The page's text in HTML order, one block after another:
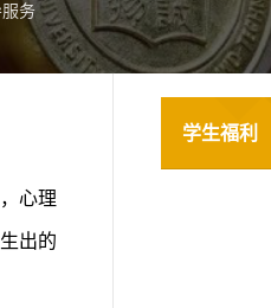
务
心理
出的
学生福利